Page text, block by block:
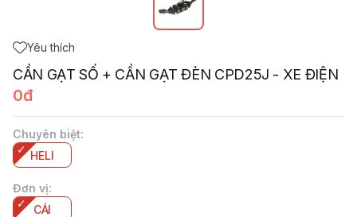
Yêu thích
CẦN GẠT SỐ + CẦN GẠT ĐÈN CPD25J - XE ĐIỆN
0đ
Chuyên biệt:
HELI
Đơn vị:
CÁI